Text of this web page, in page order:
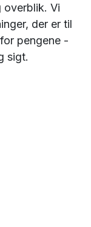
overblik. Vi
der er til
pengene -
sigt.